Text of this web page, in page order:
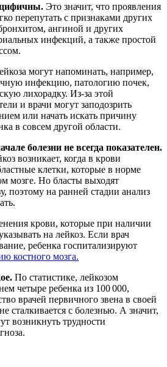
Это значит, что проявления
перепутать с признаками других
ангиной и других
инфекций, а также простой
могут напоминать, например,
инфекцию, патологию почек,
лихорадку. Из-за этой
и врачи могут заподозрить
или начать искать причину
в совсем другой области.
болезни не всегда показателен.
возникает, когда в крови
клетки, которые в норме
мозге. Но бласты выходят
поэтому на ранней стадии анализ
крови, которые при наличии
на лейкоз. Если врач
ребенка госпитализируют
костного мозга.
По статистике, лейкозом
четыре ребенка из 100 000,
врачей первичного звена в своей
сталкивается с болезнью. А значит,
возникнуть трудности